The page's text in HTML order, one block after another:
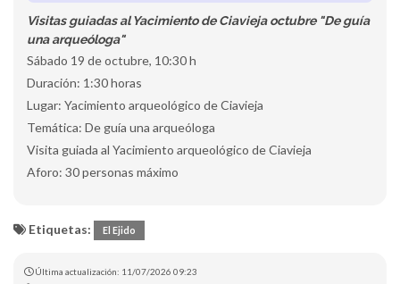
Visitas guiadas al Yacimiento de Ciavieja octubre "De guía
una arqueóloga"
Sábado 19 de octubre, 10:30 h
Duración: 1:30 horas
Lugar: Yacimiento arqueológico de Ciavieja
Temática: De guía una arqueóloga
Visita guiada al Yacimiento arqueológico de Ciavieja
Aforo: 30 personas máximo
Etiquetas: El Ejido
Última actualización: 11/07/2026 09:23